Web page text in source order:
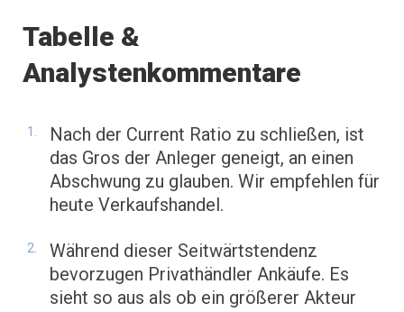
Tabelle &
Analystenkommentare
Nach der Current Ratio zu schließen, ist
das Gros der Anleger geneigt, an einen
Abschwung zu glauben. Wir empfehlen für
heute Verkaufshandel.
Während dieser Seitwärtstendenz
bevorzugen Privathändler Ankäufe. Es
sieht so aus als ob ein größerer Akteur